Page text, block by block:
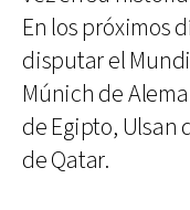
En los próximos
disputar el
Múnich de
de Egipto, Ulsan
de Qatar.